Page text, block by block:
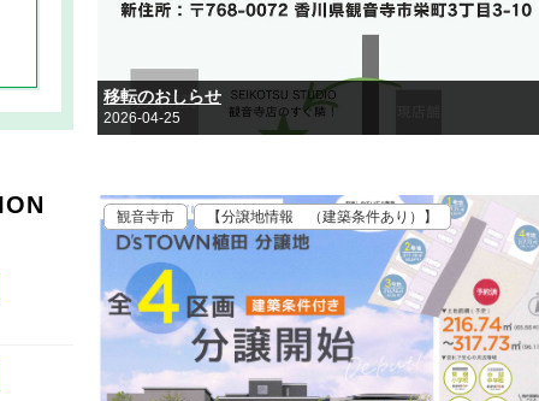
移転のおしらせ
2026-04-25
観音寺市 【分譲地情報 （建築条件あり）】